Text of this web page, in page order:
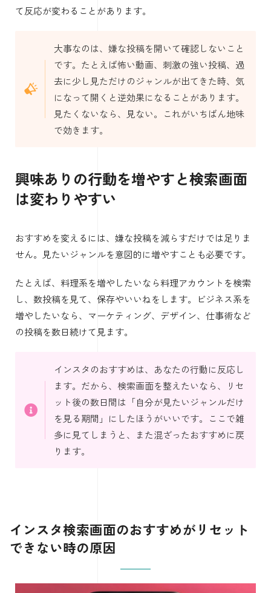
て反応が変わることがあります。
大事なのは、嫌な投稿を開いて確認しないこと
です。たとえば怖い動画、刺激の強い投稿、過
去に少し見ただけのジャンルが出てきた時、気
になって開くと逆効果になることがあります。
見たくないなら、見ない。これがいちばん地味
で効きます。
興味ありの行動を増やすと検索画面
は変わりやすい
おすすめを変えるには、嫌な投稿を減らすだけでは足りま
せん。見たいジャンルを意図的に増やすことも必要です。
たとえば、料理系を増やしたいなら料理アカウントを検索
し、数投稿を見て、保存やいいねをします。ビジネス系を
増やしたいなら、マーケティング、デザイン、仕事術など
の投稿を数日続けて見ます。
インスタのおすすめは、あなたの行動に反応し
ます。だから、検索画面を整えたいなら、リセ
ット後の数日間は「自分が見たいジャンルだけ
を見る期間」にしたほうがいいです。ここで雑
多に見てしまうと、また混ざったおすすめに戻
ります。
インスタ検索画面のおすすめがリセット
できない時の原因